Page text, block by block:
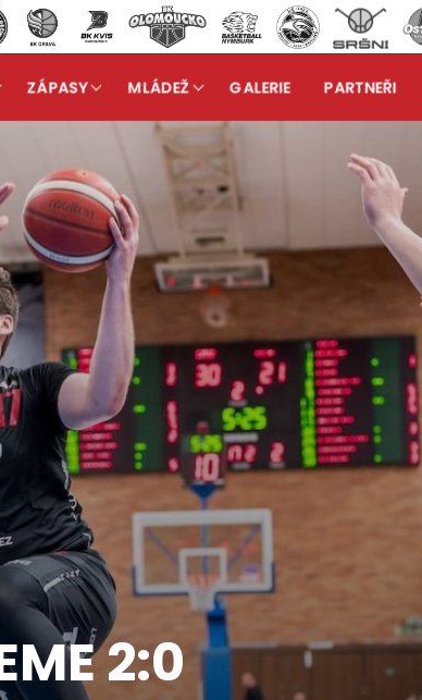
ZÁPASY MLÁDEŽ GALERIE PARTNEŘI
2:0